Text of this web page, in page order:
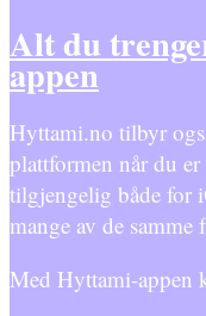
Alt du
appen
Hyttami.no tilbyr
plattformen når du
tilgjengelig både for
mange av de
Med Hyttami-appen